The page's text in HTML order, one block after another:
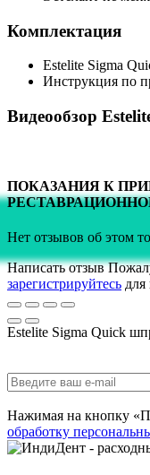
Комплектация
Estelite Sigma
Инструкция по
Видеообзор
ПОКАЗАНИЯ К
Нет отзывов об этом
Написать отзыв
зарегистрируйтесь для
Estelite Sigma Quick
Нажимая на кнопку
обработку